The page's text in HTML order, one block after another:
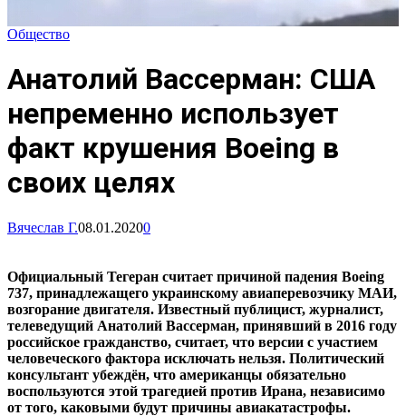
Общество
Анатолий Вассерман: США
непременно использует
факт крушения Boeing в
своих целях
Вячеслав Г.08.01.20200
Официальный Тегеран считает причиной падения Boeing
737, принадлежащего украинскому авиаперевозчику МАИ,
возгорание двигателя. Известный публицист, журналист,
телеведущий Анатолий Вассерман, принявший в 2016 году
российское гражданство, считает, что версии с участием
человеческого фактора исключать нельзя. Политический
консультант убеждён, что американцы обязательно
воспользуются этой трагедией против Ирана, независимо
от того, каковыми будут причины авиакатастрофы.